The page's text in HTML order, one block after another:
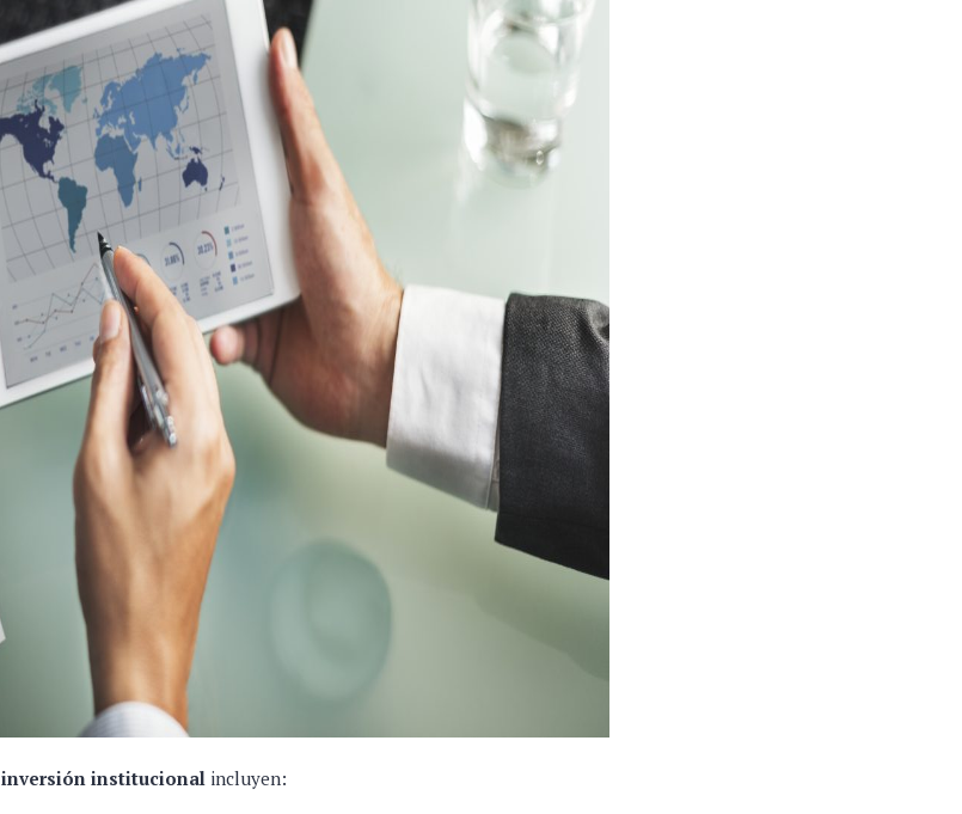
inversión institucional incluyen: